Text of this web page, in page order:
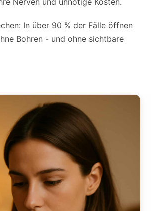
In über 90 % der Fälle öffnen
Bohren - und ohne sichtbare